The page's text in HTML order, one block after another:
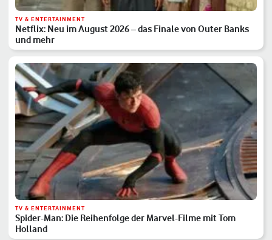
TV & ENTERTAINMENT
Netflix: Neu im August 2026 – das Finale von Outer Banks
und mehr
TV & ENTERTAINMENT
Spider-Man: Die Reihenfolge der Marvel-Filme mit Tom
Holland